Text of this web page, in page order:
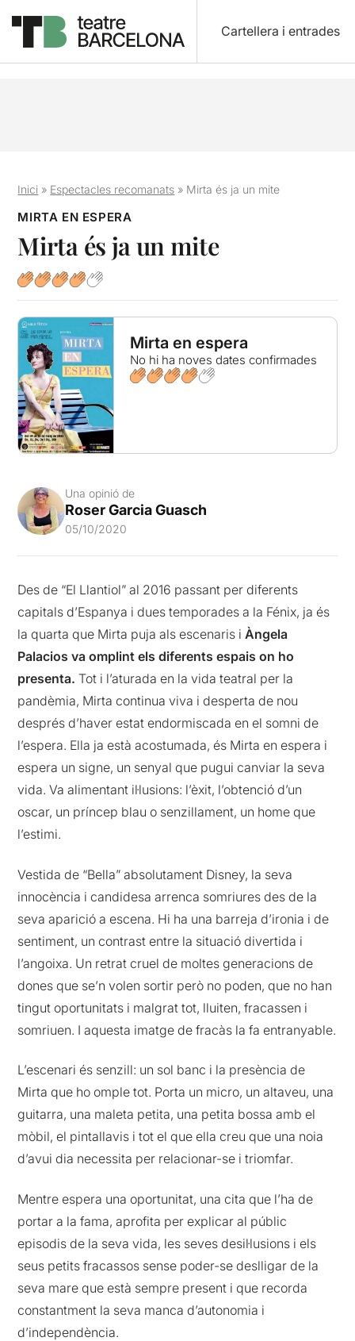
Cartellera i entrades
Inici » Espectacles recomanats » Mirta és ja un mite
MIRTA EN ESPERA
Mirta és ja un mite
Mirta en espera
No hi ha noves dates confirmades
Una opinió de
Roser Garcia Guasch
05/10/2020
Des de “El Llantiol” al 2016 passant per diferents
capitals d’Espanya i dues temporades a la Fénix, ja és
la quarta que Mirta puja als escenaris iÀngela
Palacios va omplint els diferents espais on ho
presenta. Tot i l’aturada en la vida teatral per la
pandèmia, Mirta continua viva i desperta de nou
després d’haver estat endormiscada en el somni de
l’espera. Ella ja està acostumada, és Mirta en espera i
espera un signe, un senyal que pugui canviar la seva
vida. Va alimentant il·lusions: l’èxit, l’obtenció d’un
oscar, un príncep blau o senzillament, un home que
l’estimi.
Vestida de “Bella” absolutament Disney, la seva
innocència i candidesa arrenca somriures des de la
seva aparició a escena. Hi ha una barreja d’ironia i de
sentiment, un contrast entre la situació divertida i
l’angoixa. Un retrat cruel de moltes generacions de
dones que se’n volen sortir però no poden, que no han
tingut oportunitats i malgrat tot, lluiten, fracassen i
somriuen. I aquesta imatge de fracàs la fa entranyable.
L’escenari és senzill: un sol banc i la presència de
Mirta que ho omple tot. Porta un micro, un altaveu, una
guitarra, una maleta petita, una petita bossa amb el
mòbil, el pintallavis i tot el que ella creu que una noia
d’avui dia necessita per relacionar-se i triomfar.
Mentre espera una oportunitat, una cita que l’ha de
portar a la fama, aprofita per explicar al públic
episodis de la seva vida, les seves desil·lusions i els
seus petits fracassos sense poder-se deslligar de la
seva mare que està sempre present i que recorda
constantment la seva manca d’autonomia i
d’independència.